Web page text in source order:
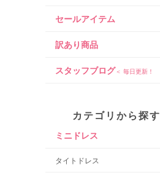
セールアイテム
訳あり商品
スタッフブログ＜ 毎日更新！
カテゴリから探す
ミニドレス
タイトドレス